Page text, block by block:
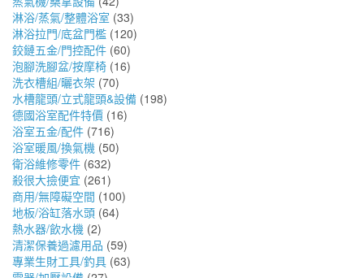
淋浴/蒸氣/整體浴室 (33)
淋浴拉門/底盆門檻 (120)
鉸鏈五金/門控配件 (60)
泡腳洗腳盆/按摩椅 (16)
洗衣槽組/曬衣架 (70)
水槽龍頭/立式龍頭&設備 (198)
德國浴室配件特價 (16)
浴室五金/配件 (716)
浴室暖風/換氣機 (50)
衛浴維修零件 (632)
殺很大撿便宜 (261)
商用/無障礙空間 (100)
地板/浴缸落水頭 (64)
熱水器/飲水機 (2)
清潔保養過濾用品 (59)
專業生財工具/釣具 (63)